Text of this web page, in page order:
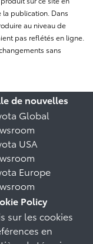
publication. Dans
au niveau de
pas reflétés en ligne.
sans
de nouvelles
Global
USA
Europe
Policy
sur les cookies
en